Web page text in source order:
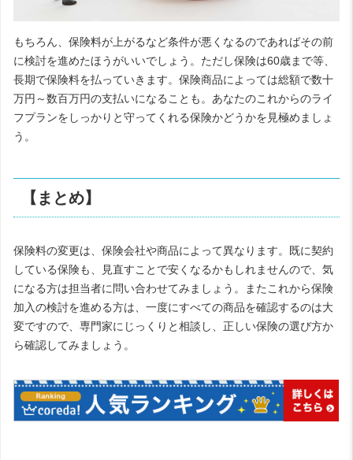
もちろん、保険料が上がるなど条件が悪くなるのであればその前
に検討を進めたほうがいいでしょう。ただし保険は60歳まで等、
長期で保険料を払っていきます。保険商品によっては総額で数十
万円～数百万円の支払いになることも。あなたのこれからのライ
フプランをしっかりと守ってくれる保険かどうかを見極めましょ
う。
【まとめ】
保険料の変更は、保険会社や商品によって異なります。既に契約
している保険も、見直すことで安くなるかもしれませんので、気
になる方は担当者に問い合わせてみましょう。またこれから保険
加入の検討を進める方は、一度にすべての商品を確認するのは大
変ですので、専門家にじっくりと相談し、正しい保険の選び方か
ら確認してみましょう。